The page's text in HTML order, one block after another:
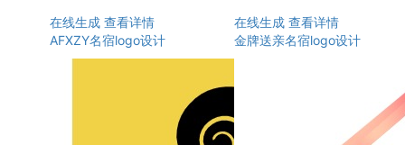
在线生成 查看详情
AFXZY名宿logo设计
在线生成 查看详情
金牌送亲名宿logo设计